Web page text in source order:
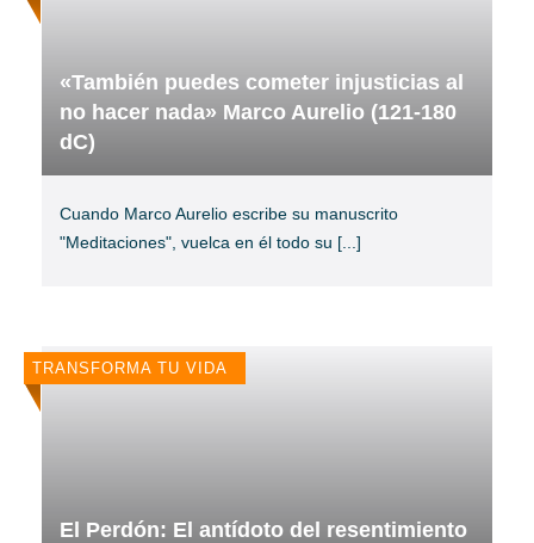
«También puedes cometer injusticias al
no hacer nada» Marco Aurelio (121-180
dC)
Cuando Marco Aurelio escribe su manuscrito
"Meditaciones", vuelca en él todo su [...]
TRANSFORMA TU VIDA
El Perdón: El antídoto del resentimiento